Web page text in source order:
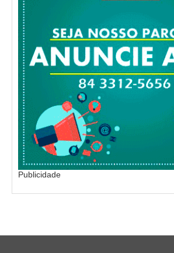
Publicidade